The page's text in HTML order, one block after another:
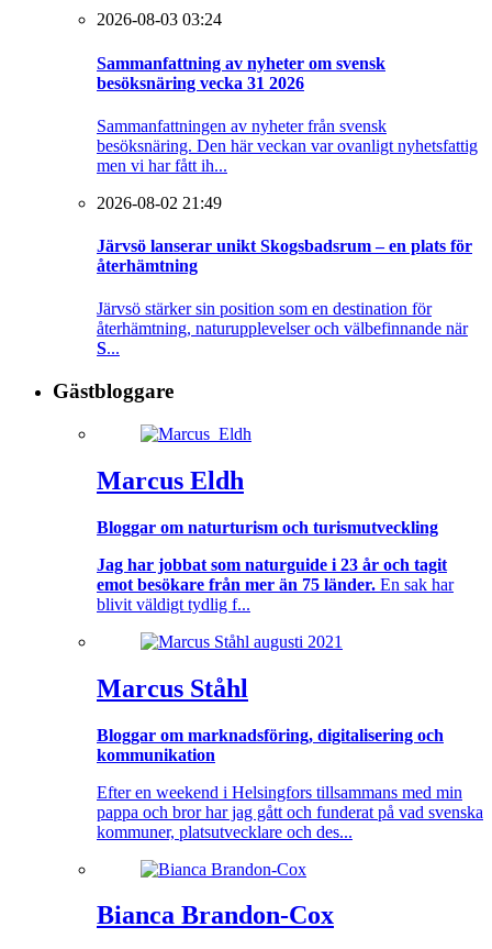
2026-08-03 03:24
Sammanfattning av nyheter om svensk
besöksnäring vecka 31 2026
Sammanfattningen av nyheter från svensk
besöksnäring. Den här veckan var ovanligt nyhetsfattig
men vi har fått ih...
2026-08-02 21:49
Järvsö lanserar unikt Skogsbadsrum – en plats för
återhämtning
Järvsö stärker sin position som en destination för
återhämtning, naturupplevelser och välbefinnande när
S...
Gästbloggare
Marcus Eldh
Bloggar om naturturism och turismutveckling
Jag har jobbat som naturguide i 23 år och tagit
emot besökare från mer än 75 länder. En sak har
blivit väldigt tydlig f...
Marcus Ståhl
Bloggar om marknadsföring, digitalisering och
kommunikation
Efter en weekend i Helsingfors tillsammans med min
pappa och bror har jag gått och funderat på vad svenska
kommuner, platsutvecklare och des...
Bianca Brandon-Cox